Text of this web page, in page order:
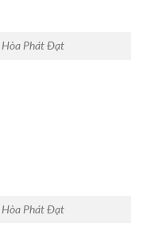
Hòa Phát Đạt
Hòa Phát Đạt